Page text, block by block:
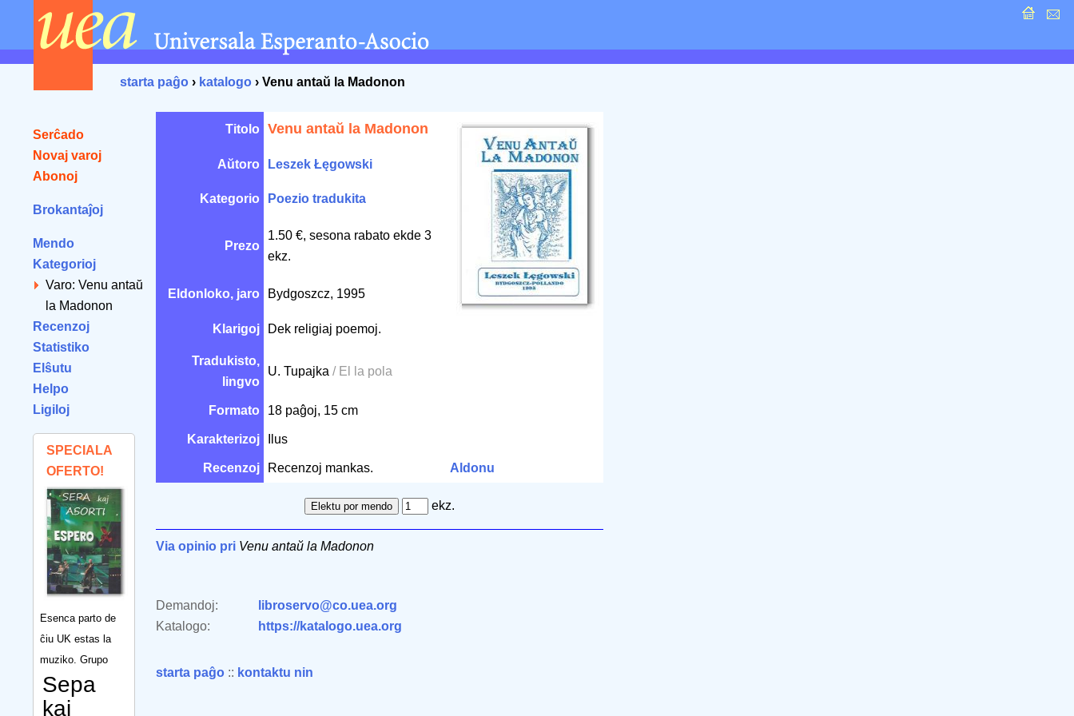
starta paĝo › katalogo › Venu antaŭ la Madonon
Serĉado
Novaj varoj
Abonoj
Brokantaĵoj
Mendo
Kategorioj
Varo: Venu antaŭ
la Madonon
Recenzoj
Statistiko
Elŝutu
Helpo
Ligiloj
SPECIALA
OFERTO!
Esenca parto de
ĉiu UK estas la
muziko. Grupo
Sepa
kaj
Titolo Venu antaŭ la Madonon
Aŭtoro Leszek Łęgowski
Kategorio Poezio tradukita
Prezo
1.50 €, sesona rabato ekde 3
ekz.
Eldonloko, jaro Bydgoszcz, 1995
Klarigoj Dek religiaj poemoj.
Tradukisto,
lingvo
U. Tupajka / El la pola
Formato 18 paĝoj, 15 cm
Karakterizoj Ilus
Recenzoj Recenzoj mankas. Aldonu
ekz.
Via opinio pri Venu antaŭ la Madonon
Demandoj:
libroservo@co.uea.org
Katalogo:
https://katalogo.uea.org
starta paĝo :: kontaktu nin